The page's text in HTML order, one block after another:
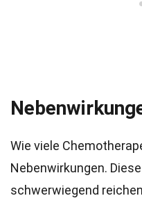
Wie viele
Nebenwirkungen.
schwerwiegend